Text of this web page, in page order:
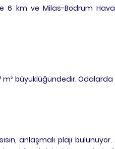
6 km ve Milas-Bodrum
büyüklüğündedir.
anlaşmalı plajı bulunuyor.